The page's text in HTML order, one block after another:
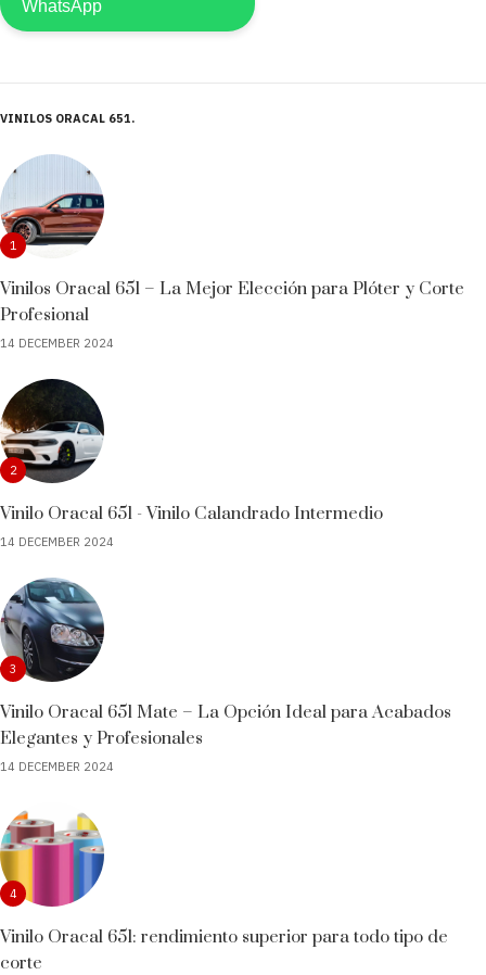
VINILOS ORACAL 651
1
Vinilos Oracal 651 – La Mejor Elección para Plóter y Corte
Profesional
14 DECEMBER 2024
2
Vinilo Oracal 651 - Vinilo Calandrado Intermedio
14 DECEMBER 2024
3
Vinilo Oracal 651 Mate – La Opción Ideal para Acabados
Elegantes y Profesionales
14 DECEMBER 2024
4
Vinilo Oracal 651: rendimiento superior para todo tipo de
corte